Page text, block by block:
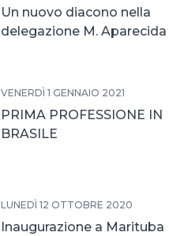
Un nuovo diacono nella
delegazione M. Aparecida
VENERDÌ 1 GENNAIO 2021
PRIMA PROFESSIONE IN
BRASILE
LUNEDÌ 12 OTTOBRE 2020
Inaugurazione a Marituba